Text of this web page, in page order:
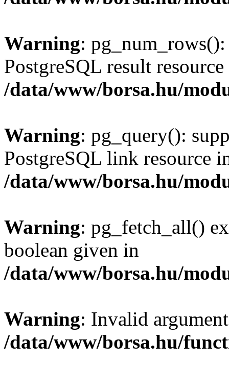
Warning:
PostgreSQL result
/data/www/borsa.hu/
Warning: pg_query():
PostgreSQL link resource
/data/www/borsa.hu/
Warning: pg_fetch_all()
boolean given in
/data/www/borsa.hu/
Warning: Invalid
/data/www/borsa.hu/